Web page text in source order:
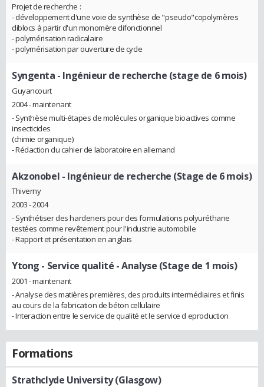
Projet de recherche :
- développement d'une voie de synthèse de "pseudo"copolymères
diblocs à partir d'un monomère difonctionnel
- polymérisation radicalaire
- polymérisation par ouverture de cycle
Syngenta - Ingénieur de recherche (stage de 6 mois)
Guyancourt
2004 - maintenant
- Synthèse multi-étapes de molécules organique bioactives comme
insecticides
(chimie organique)
- Rédaction du cahier de laboratoire en allemand
Akzonobel - Ingénieur de recherche (Stage de 6 mois)
Thiverny
2003 - 2004
- Synthétiser des hardeners pour des formulations polyuréthane
testées comme revêtement pour l'industrie automobile
- Rapport et présentation en anglais
Ytong - Service qualité - Analyse (Stage de 1 mois)
2001 - maintenant
- Analyse des matières premières, des produits intermédiaires et finis
au cours de la fabrication de béton cellulaire
- Interaction entre le service de qualité et le service d eproduction
Formations
Strathclyde University (Glasgow)